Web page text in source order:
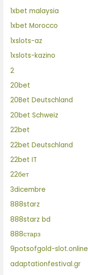
1xbet malaysia
1xbet Morocco
1xslots-az
1xslots-kazino
2
20bet
20Bet Deutschland
20bet Schweiz
22bet
22bet Deutschland
22bet IT
22бет
3dicembre
888starz
888starz bd
888старз
9potsofgold-slot.online
adaptationfestival.gr